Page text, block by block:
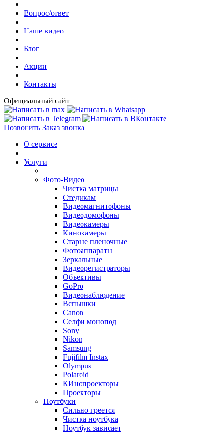
Вопрос/ответ
Наше видео
Блог
Акции
Контакты
Официальный сайт
Позвонить Заказ звонка
О сервисе
Услуги
Фото-Видео
Чистка матрицы
Стедикам
Видеомагнитофоны
Видеодомофоны
Видеокамеры
Кинокамеры
Старые пленочные
Фотоаппараты
Зеркальные
Видеорегистраторы
Объективы
GoPro
Видеонаблюдение
Вспышки
Canon
Селфи монопод
Sony
Nikon
Samsung
Fujifilm Instax
Olympus
Polaroid
КИнопроекторы
Проекторы
Ноутбуки
Сильно греется
Чистка ноутбука
Ноутбук зависает